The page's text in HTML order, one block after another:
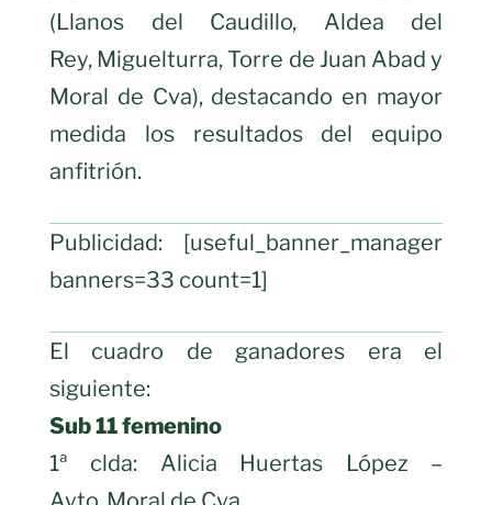
(Llanos del Caudillo, Aldea del
Rey, Miguelturra, Torre de Juan Abad y
Moral de Cva), destacando en mayor
medida los resultados del equipo
anfitrión.
Publicidad: [useful_banner_manager
banners=33 count=1]
El cuadro de ganadores era el
siguiente:
Sub 11 femenino
1ª clda: Alicia Huertas López –